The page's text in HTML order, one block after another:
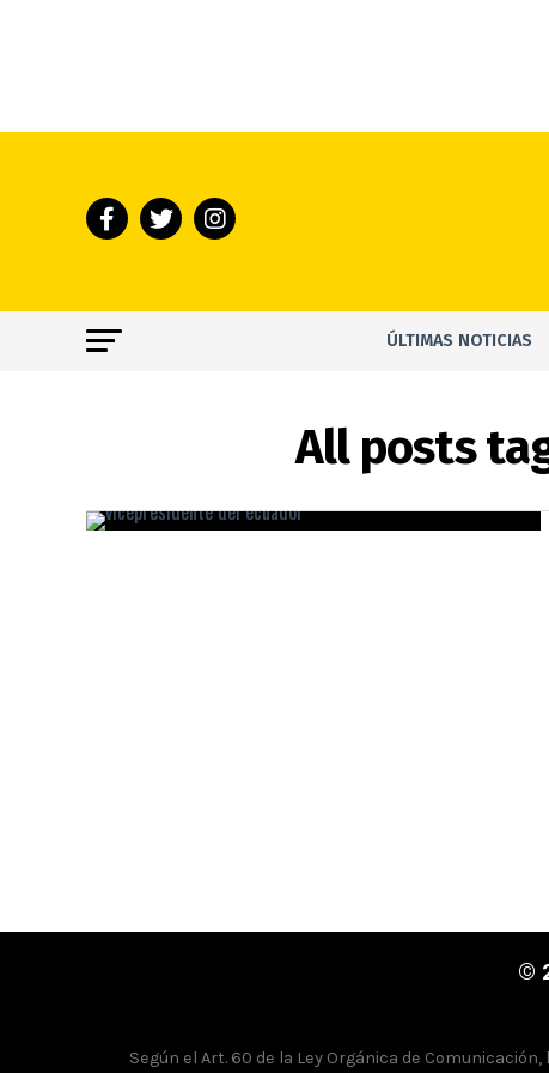
ÚLTIMAS NOTICIAS
All posts
©
Según el Art. 60 de la Ley Orgánica de